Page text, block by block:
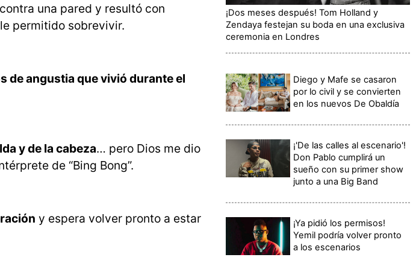
una pared y resultó con
permitido sobrevivir.
de angustia que vivió durante el
y de la cabeza… pero Dios me dio
de “Bing Bong”.
y espera volver pronto a estar
¡Dos meses después! Tom Holland y
Zendaya festejan su boda en una exclusiva
ceremonia en Londres
Diego y Mafe se casaron
por lo civil y se convierten
en los nuevos De Obaldía
¡'De las calles al escenario'!
Don Pablo cumplirá un
sueño con su primer show
junto a una Big Band
¡Ya pidió los permisos!
Yemil podría volver pronto
a los escenarios